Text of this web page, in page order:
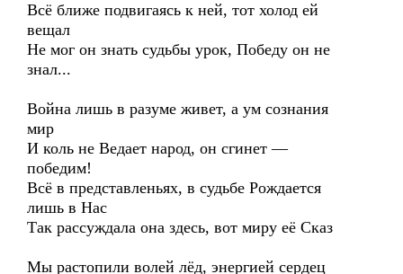
Всё ближе подвигаясь к ней, тот холод ей
вещал
Не мог он знать судьбы урок, Победу он не
знал...
Война лишь в разуме живет, а ум сознания
мир
И коль не Ведает народ, он сгинет —
победим!
Всё в представленьях, в судьбе Рождается
лишь в Нас
Так рассуждала она здесь, вот миру её Сказ
Мы растопили волей лёд, энергией сердец